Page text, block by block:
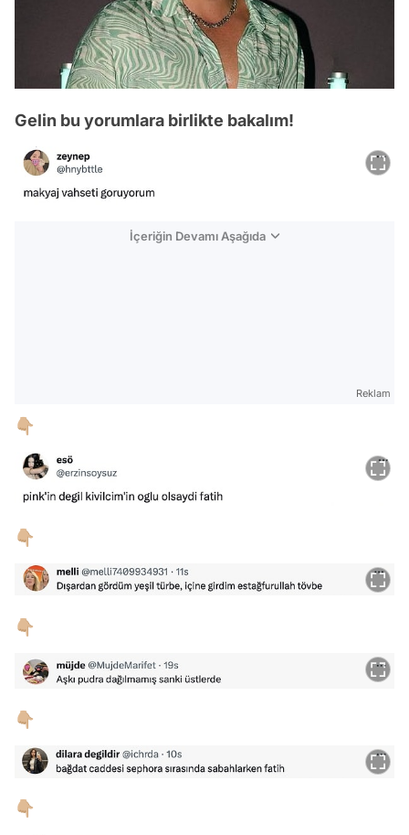
Gelin bu yorumlara birlikte bakalım!
İçeriğin Devamı Aşağıda
Reklam
👇🏼
👇🏼
👇🏼
👇🏼
👇🏼